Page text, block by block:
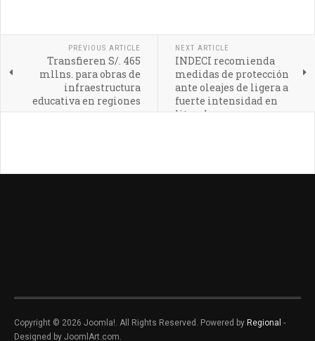
PREVIOUS ARTICLE
Transfieren S/. 465
mllns. para obras de
infraestructura
educativa en regiones
NEXT ARTICLE
INDECI recomienda
medidas de protección
ante oleajes de ligera a
fuerte intensidad en
litoral peruano
Copyright © 2026 Joomla!. All Rights Reserved. Powered by Regional -
Designed by JoomlArt.com.